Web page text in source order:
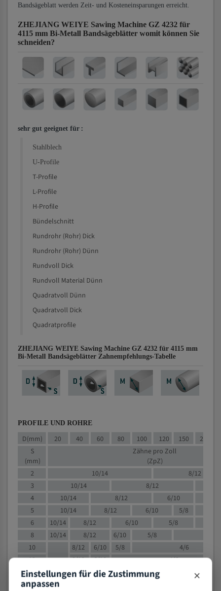
Bandsägeblatt werden Zeit- und Kosteneinsparungen erreicht.
ZHEJIANG WEIYE Sawing Machine GZ 4232 für
4115 mm Bi-Metall Bandsägeblätter womit können Sie
schneiden?
sehr gut geeignet für :
Stahlblech
U-Profile
T-Profile
L-Profile
H-Profile
Bündelschnitt
Rundrohr (Rohr) Dick
Rundrohr (Rohr) Dünn
Rundvoll Dick
Rundvoll Material Dünn
Quadratvoll Dünn
Quadratvoll Dick
Quadratprofile
ZHEJIANG WEIYE Sawing Machine GZ 4232 für 4115 mm
Bi-Metall Bandsägeblätter Zahnempfehlungs-Tabelle
PROFILE UND ROHRE
D(mm) 20 40 60 80 100 120 150 200
S
(mm)
Zähne pro Zoll
(ZpZ)
2
10/14
8/12
3
10/14 8/12
4
10/14 8/12 6/10
5
10/14 8/12 6/10
5/8
6
10/14 8/12 6/10
5/8
8
10/14 8/12 6/10 5/8
10
8/12 6/10 5/8
4/6
12
8/12 6/10
4/6
15
8/12 6/10
4/5
20
Einstellungen für die Zustimmung
anpassen ×